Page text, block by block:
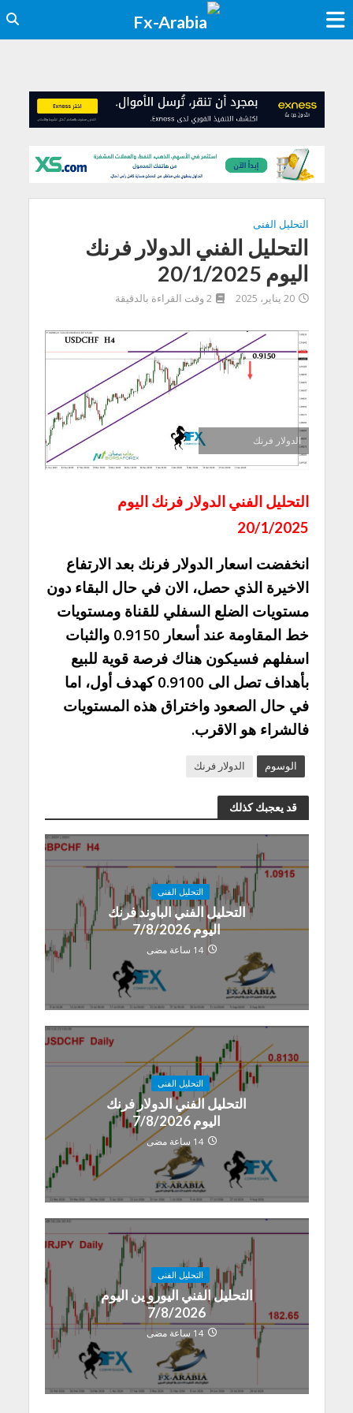
التحليل الفنى
التحليل الفني الدولار فرنك
اليوم 20/1/2025
20 يناير، 2025 2 وقت القراءة بالدقيقة
الدولار فرنك
التحليل الفني الدولار فرنك اليوم
20/1/2025
انخفضت اسعار الدولار فرنك بعد الارتفاع
الاخيرة الذي حصل، الان في حال البقاء دون
مستويات الضلع السفلي للقناة ومستويات
خط المقاومة عند أسعار 0.9150 والثبات
اسفلهم فسيكون هناك فرصة قوية للبيع
بأهداف تصل الى 0.9100 كهدف أول، اما
في حال الصعود واختراق هذه المستويات
فالشراء هو الاقرب.
الوسوم الدولار فرنك
قد يعجبك كذلك
التحليل الفنى
التحليل الفني الباوند فرنك
اليوم 7/8/2026
14 ساعة مضى
التحليل الفنى
التحليل الفني الدولار فرنك
اليوم 7/8/2026
14 ساعة مضى
التحليل الفنى
التحليل الفني اليورو ين اليوم
7/8/2026
14 ساعة مضى